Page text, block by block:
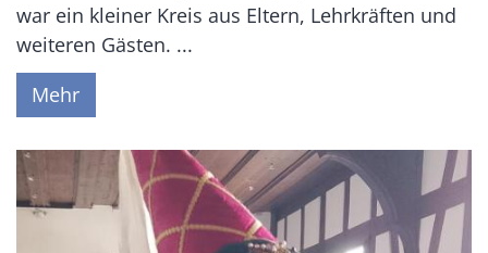
war ein kleiner Kreis aus Eltern, Lehrkräften und
weiteren Gästen. ...
Mehr